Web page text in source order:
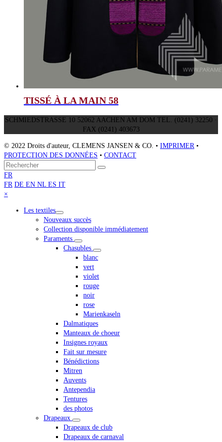
TISSÉ À LA MAIN 58
SCHMIEDSTRASSE 10 52062 AACHEN AM DOM TEL. (0241) 32250 ·
FAX (0241) 403673
© 2022 Droits d'auteur, CLEMENS JANSEN & CO. • IMPRIMER•
PROTECTION DES DONNÉES • CONTACT
Retour
au
sommet
Rechercher
Envoyer
FR
FR DE EN NL ES IT
×
menu
Les textiles
Nouveaux succès
Collection disponible immédiatement
Paraments
Chasubles
blanc
vert
violet
rouge
noir
rose
Marienkaseln
Dalmatiques
Manteaux de choeur
Insignes royaux
Fait sur mesure
Bénédictions
Mitren
Auvents
Antependia
Tentures
des photos
Drapeaux
Drapeaux de club
Drapeaux de carnaval